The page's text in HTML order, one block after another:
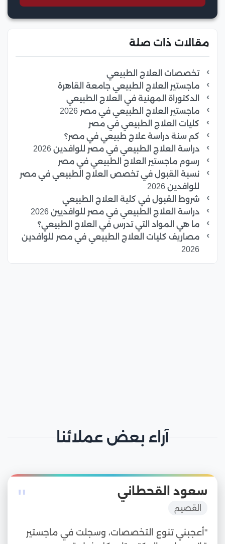
مقالات ذات صلة
تخصصات العلاج الطبيعي
ماجستير العلاج الطبيعي جامعة القاهرة
الدكتوراة المهنية في العلاج الطبيعي
ماجستير العلاج الطبيعي في مصر 2026
كليات العلاج الطبيعي في مصر
كم سنة دراسة علاج طبيعي في مصر؟
دراسة العلاج الطبيعي في مصر للوافدين 2026
رسوم ماجستير العلاج الطبيعي في مصر
نسبة القبول في تخصص العلاج الطبيعي في مصر
للوافدين 2026
شروط القبول في كلية العلاج الطبيعي
دراسة العلاج الطبيعي في مصر للوافديين 2026
ما هي المواد التي تدرس في العلاج الطبيعي؟
مصاريف كليات العلاج الطبيعي في مصر للوافدين
2026
آراء بعض عملائنا
" سعود القحطاني
القصيم
"أعجبني تنوع التخصصات، وسجلت في ماجستير